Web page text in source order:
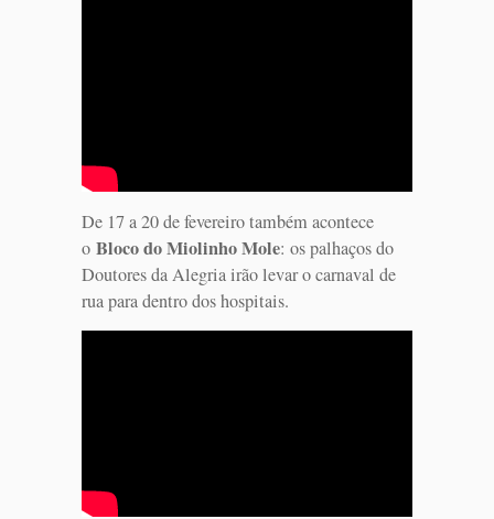
De 17 a 20 de fevereiro também acontece
o Bloco do Miolinho Mole: os palhaços do
Doutores da Alegria irão levar o carnaval de
rua para dentro dos hospitais.